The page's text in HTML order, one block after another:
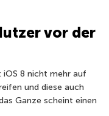
vor der
iOS 8 nicht mehr auf
und diese auch
Ganze scheint einen